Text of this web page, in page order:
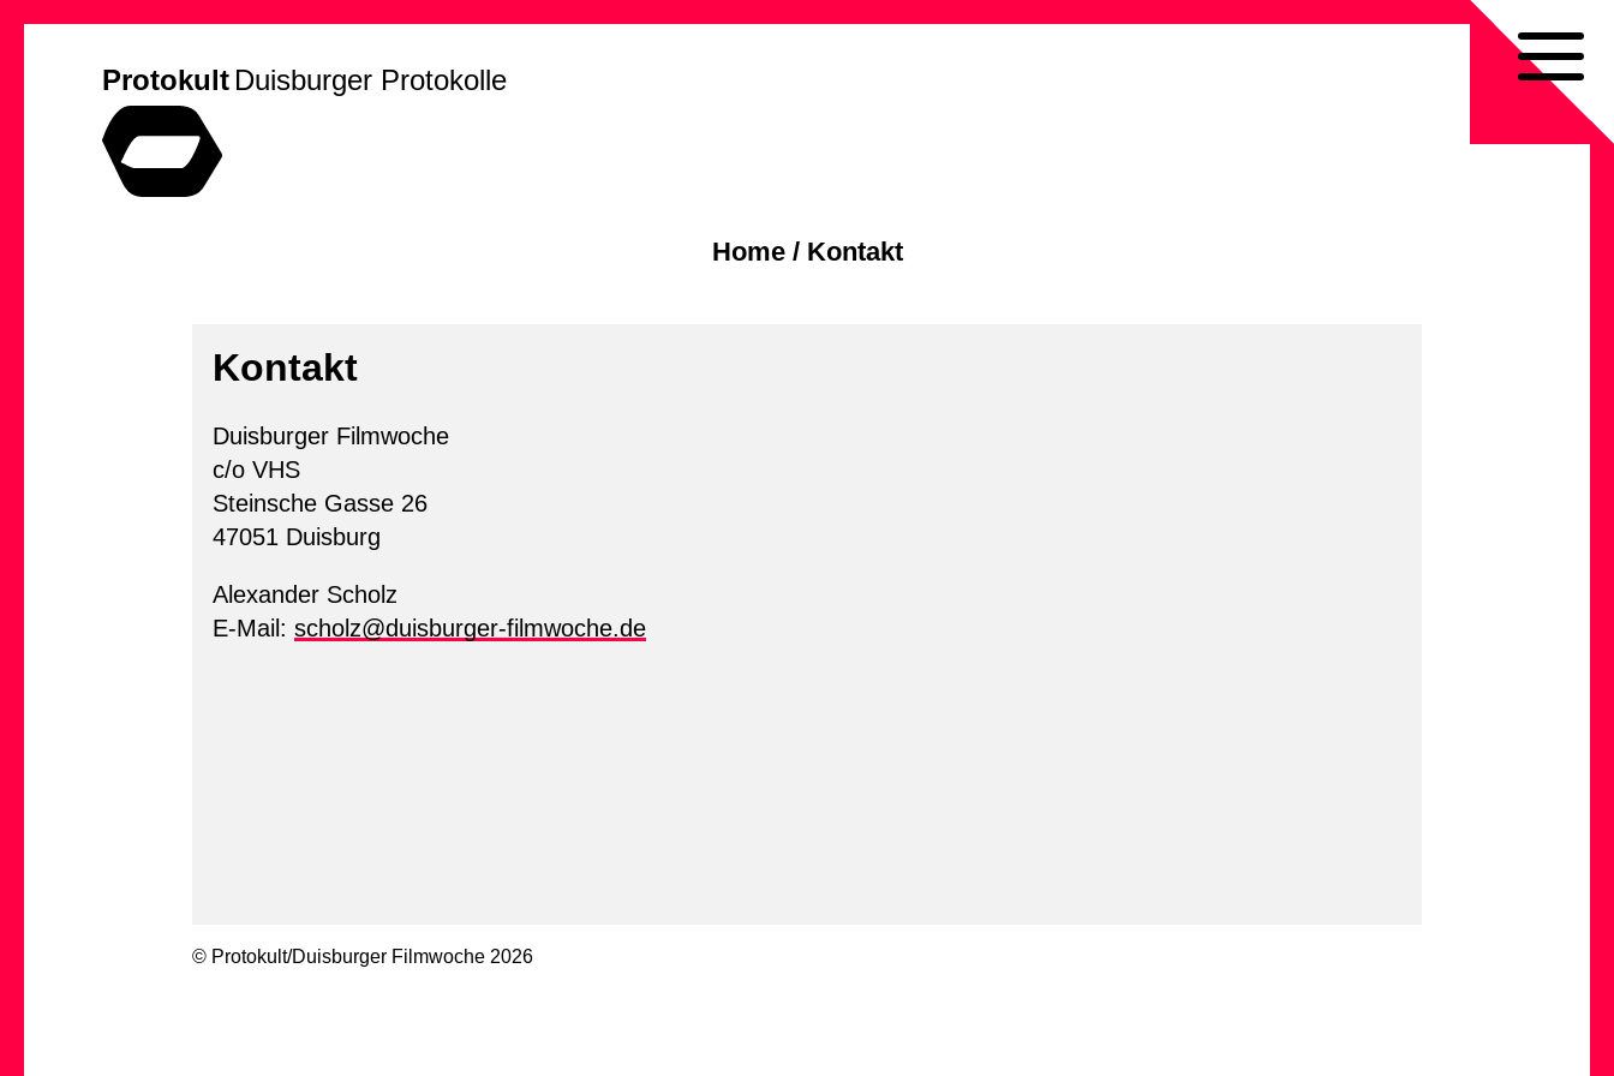
Protokult Duisburger Protokolle
Home/ Kontakt
Kontakt
Duisburger Filmwoche
c/o VHS
Steinsche Gasse 26
47051 Duisburg
Alexander Scholz
E-Mail: scholz@duisburger-filmwoche.de
© Protokult/Duisburger Filmwoche 2026